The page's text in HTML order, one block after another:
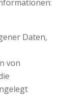
Daten,
von